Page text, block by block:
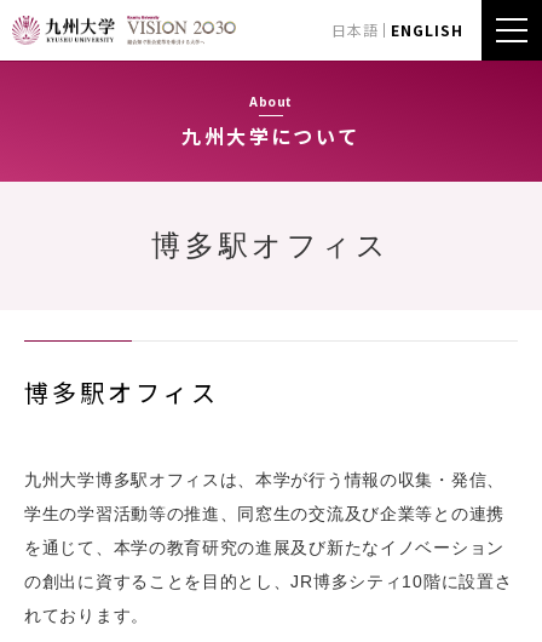
日本語 ENGLISH
About
九州大学について
博多駅オフィス
博多駅オフィス
九州⼤学博多駅オフィスは、本学が行う情報の収集・発信、
学生の学習活動等の推進、同窓⽣の交流及び企業等との連携
を通じて、本学の教育研究の進展及び新たなイノベーション
の創出に資することを目的とし、JR博多シティ10階に設置さ
れております。